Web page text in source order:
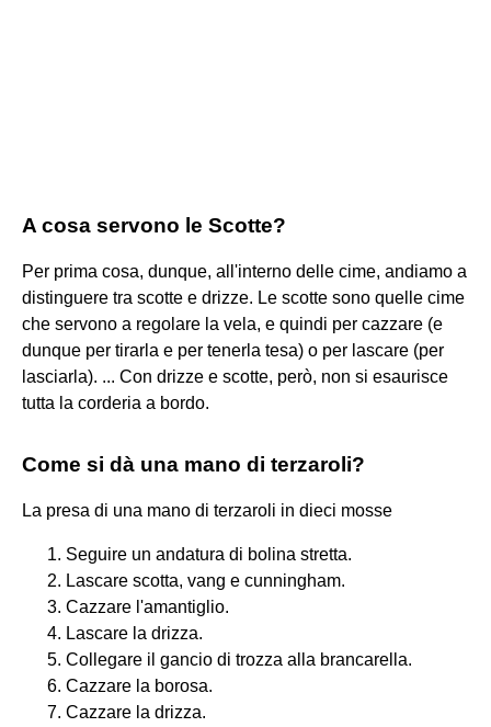
A cosa servono le Scotte?
Per prima cosa, dunque, all'interno delle cime, andiamo a
distinguere tra scotte e drizze. Le scotte sono quelle cime
che servono a regolare la vela, e quindi per cazzare (e
dunque per tirarla e per tenerla tesa) o per lascare (per
lasciarla). ... Con drizze e scotte, però, non si esaurisce
tutta la corderia a bordo.
Come si dà una mano di terzaroli?
La presa di una mano di terzaroli in dieci mosse
Seguire un andatura di bolina stretta.
Lascare scotta, vang e cunningham.
Cazzare l'amantiglio.
Lascare la drizza.
Collegare il gancio di trozza alla brancarella.
Cazzare la borosa.
Cazzare la drizza.